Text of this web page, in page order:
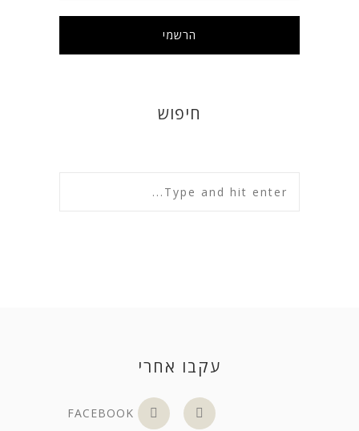
חיפוש
עקבו אחרי
FACEBOOK